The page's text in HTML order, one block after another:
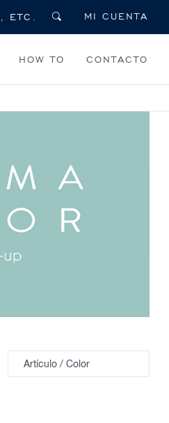
MI CUENTA
HOW TO CONTACTO
Artículo / Color